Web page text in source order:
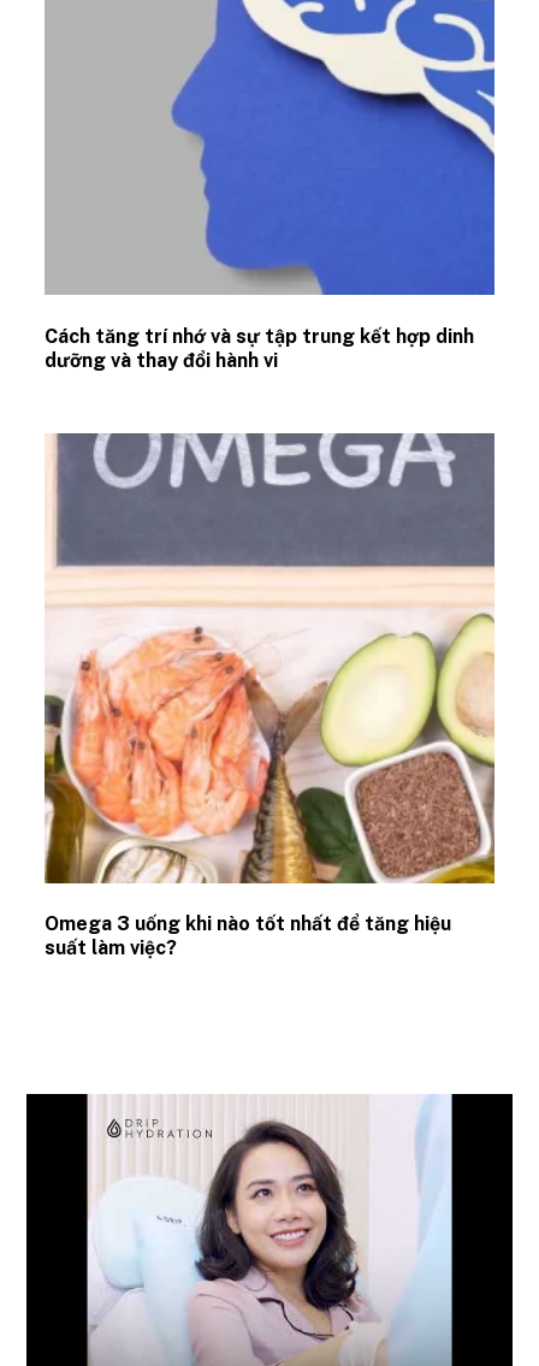
Cách tăng trí nhớ và sự tập trung kết hợp dinh
dưỡng và thay đổi hành vi
Omega 3 uống khi nào tốt nhất để tăng hiệu
suất làm việc?